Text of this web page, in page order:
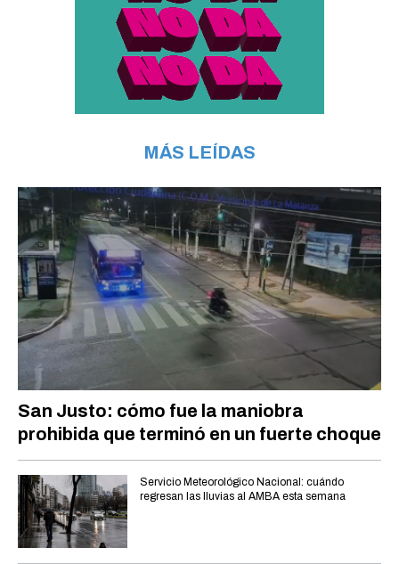
MÁS LEÍDAS
San Justo: cómo fue la maniobra
prohibida que terminó en un fuerte choque
Servicio Meteorológico Nacional: cuándo
regresan las lluvias al AMBA esta semana